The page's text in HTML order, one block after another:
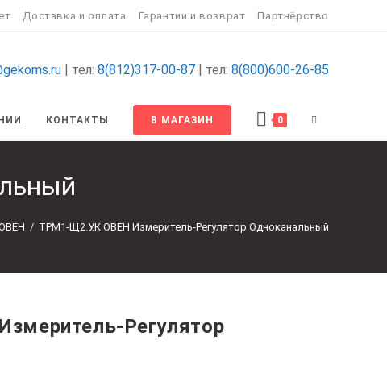
Доставка и оплата Гарантии и возврат Партнёрство
| тел: 8(812)317-00-87 | тел: 8(800)600-26-85
КОНТАКТЫ В МАГАЗИН 0
/ ТРМ1-Щ2.У.К ОВЕН Измеритель-Регулятор Одноканальный
Регулятор